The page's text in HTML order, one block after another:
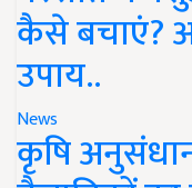
कैसे बचाएं?
उपाय..
News
कृषि